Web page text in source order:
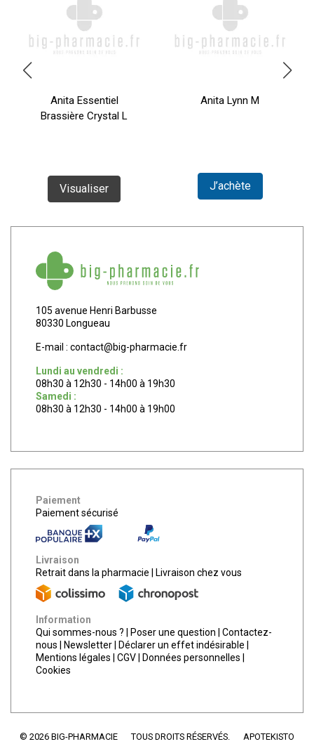
Anita Essentiel
Brassière Crystal L
Visualiser
Anita Lynn M
J’achète
105 avenue Henri Barbusse
80330 Longueau
E-mail : contact@big-pharmacie.fr
Lundi au vendredi :
08h30 à 12h30 - 14h00 à 19h30
Samedi :
08h30 à 12h30 - 14h00 à 19h00
Paiement
Paiement sécurisé
Livraison
Retrait dans la pharmacie
Livraison chez vous
Information
Qui sommes-nous ?
Poser une question
Contactez-
nous
Newsletter Déclarer un effet indésirable
Mentions légales
CGV Données personnelles
Cookies
© 2026 BIG-PHARMACIE TOUS DROITS RÉSERVÉS. APOTEKISTO